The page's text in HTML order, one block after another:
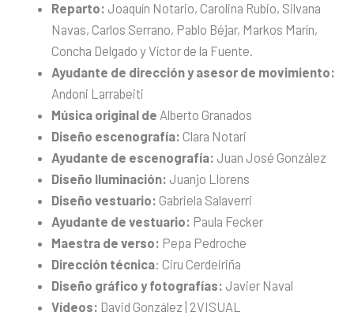
Reparto: Joaquín Notario, Carolina Rubio, Silvana
Navas, Carlos Serrano, Pablo Béjar, Markos Marín,
Concha Delgado y Víctor de la Fuente.
Ayudante de dirección y asesor de movimiento:
Andoni Larrabeiti
Música original de Alberto Granados
Diseño escenografía: Clara Notari
Ayudante de escenografía: Juan José González
Diseño Iluminación: Juanjo Llorens
Diseño vestuario: Gabriela Salaverri
Ayudante de vestuario: Paula Fecker
Maestra de verso: Pepa Pedroche
Dirección técnica: Ciru Cerdeiriña
Diseño gráfico y fotografías: Javier Naval
Vídeos: David González | 2VISUAL